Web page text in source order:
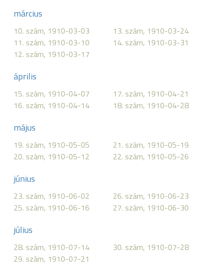
március
10. szám, 1910-03-03
11. szám, 1910-03-10
12. szám, 1910-03-17
13. szám, 1910-03-24
14. szám, 1910-03-31
április
15. szám, 1910-04-07
16. szám, 1910-04-14
17. szám, 1910-04-21
18. szám, 1910-04-28
május
19. szám, 1910-05-05
20. szám, 1910-05-12
21. szám, 1910-05-19
22. szám, 1910-05-26
június
23. szám, 1910-06-02
25. szám, 1910-06-16
26. szám, 1910-06-23
27. szám, 1910-06-30
július
28. szám, 1910-07-14
29. szám, 1910-07-21
30. szám, 1910-07-28